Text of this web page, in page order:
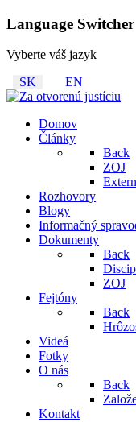
Language Switcher
Vyberte váš jazyk
SK
EN
Domov
Články
Back
ZOJ
Rozhovory
Blogy
Informačný
Dokumenty
Back
ZOJ
Fejtóny
Back
Videá
Fotky
O nás
Back
Kontakt